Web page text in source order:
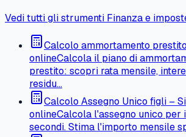
Vedi tutti gli strumenti Finanza e
Calcolo ammortamento
onlineCalcola il piano di
prestito: scopri rata mensile,
residu…
Calcolo Assegno Unico figli –
onlineCalcola l'assegno unico per
secondi. Stima l'importo mensile